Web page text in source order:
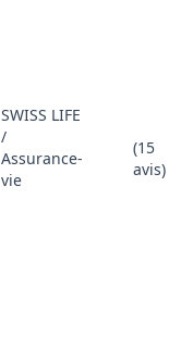
SWISS LIFE
/
Assurance-
vie
(15
avis)